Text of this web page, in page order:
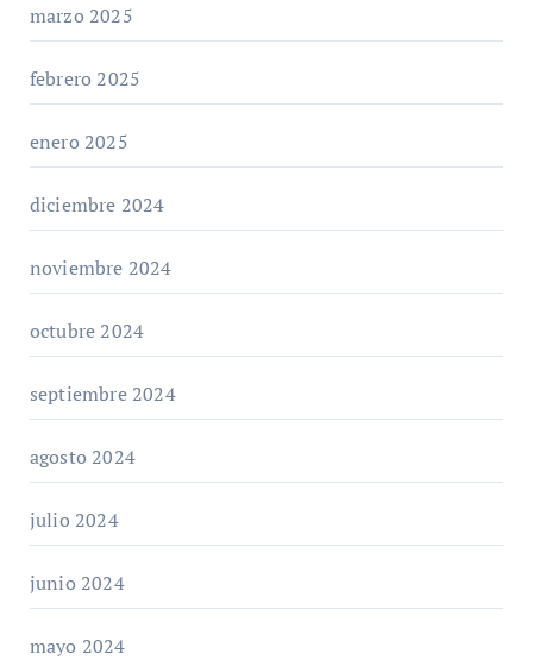
marzo 2025
febrero 2025
enero 2025
diciembre 2024
noviembre 2024
octubre 2024
septiembre 2024
agosto 2024
julio 2024
junio 2024
mayo 2024